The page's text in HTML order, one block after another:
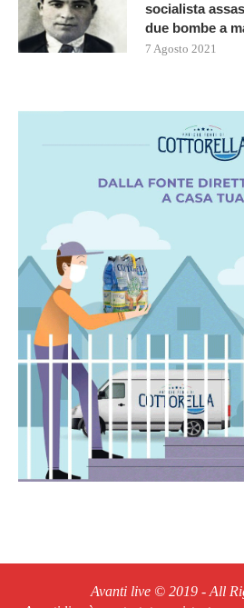
socialista
due bombe a
7 Agosto 2021
Avanti live © 2019 - All